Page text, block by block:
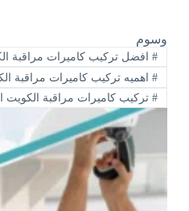
وسوم
#افضل تركيب كاميرات مراقبة
#اهميه تركيب كاميرات مراقبة
#تركيب كاميرات مراقبة الكويت